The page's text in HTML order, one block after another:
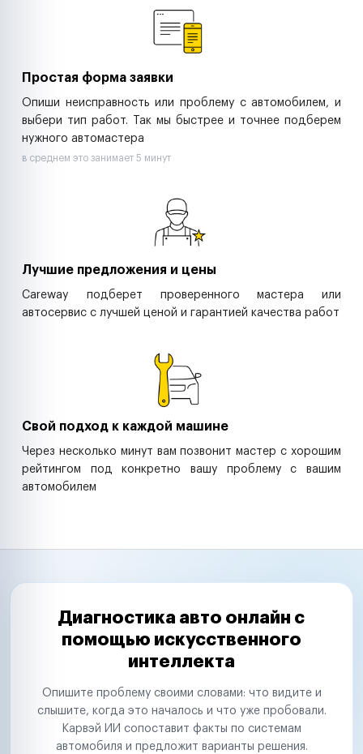
Простая форма заявки
Опиши неисправность или проблему с автомобилем, и
выбери тип работ. Так мы быстрее и точнее подберем
нужного автомастера
в среднем это занимает 5 минут
Лучшие предложения и цены
Careway подберет проверенного мастера или
автосервис с лучшей ценой и гарантией качества работ
Свой подход к каждой машине
Через несколько минут вам позвонит мастер с хорошим
рейтингом под конкретно вашу проблему с вашим
автомобилем
Диагностика авто онлайн с
помощью искусственного
интеллекта
Опишите проблему своими словами: что видите и
слышите, когда это началось и что уже пробовали.
Карвэй ИИ сопоставит факты по системам
автомобиля и предложит варианты решения.